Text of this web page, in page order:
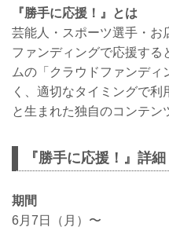
『勝手に応援！』とは
芸能人・スポーツ選手・お
ファンディングで応援する
ムの「クラウドファンデ
く、適切なタイミングで
と生まれた独自のコンテン
『勝手に応援！』詳細
期間
6月7日（月）〜